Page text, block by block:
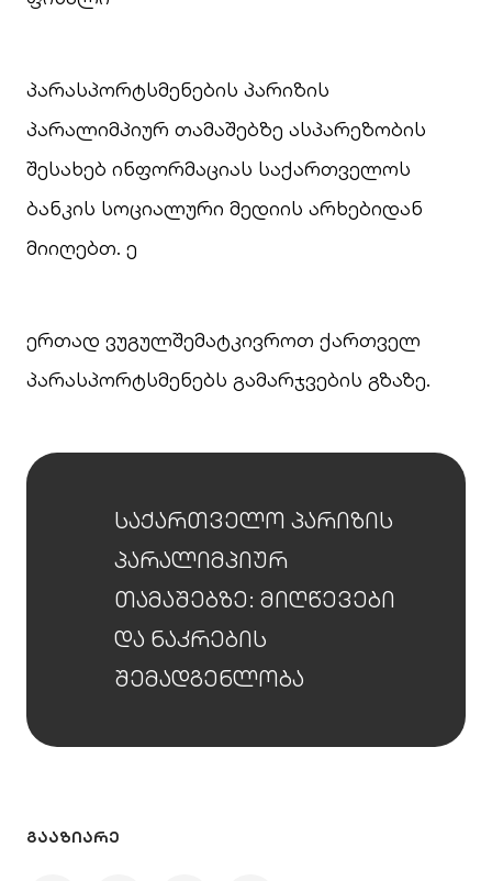
პარასპორტსმენების პარიზის
პარალიმპიურ თამაშებზე ასპარეზობის
შესახებ ინფორმაციას საქართველოს
ბანკის სოციალური მედიის არხებიდან
მიიღებთ. ე
ერთად ვუგულშემატკივროთ ქართველ
პარასპორტსმენებს გამარჯვების გზაზე.
საქართველო პარიზის
პარალიმპიურ
თამაშებზე: მიღწევები
და ნაკრების
შემადგენლობა
ᲒᲐᲐᲖᲘᲐᲠᲔ